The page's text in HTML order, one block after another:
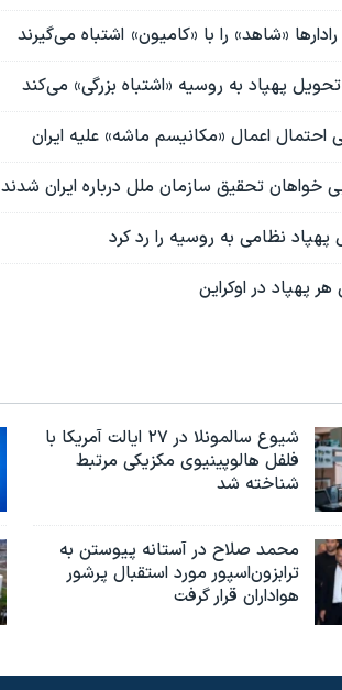
«شاهد» را با «کامیون‌» اشتباه می‌گیرند
پهپاد به روسیه «اشتباه بزرگی» می‌کند
اعمال «مکانیسم ماشه» علیه ایران
خواهان تحقیق سازمان ملل درباره ایران شدند
پهپاد نظامی به روسیه را رد کرد
شیوع سالمونلا در ۲۷ ایالت آمریکا با
فلفل هالوپینیوی مکزیکی مرتبط
شناخته شد
محمد صلاح در آستانه پیوستن به
ترابزون‌اسپور مورد استقبال پرشور
هواداران قرار گرفت